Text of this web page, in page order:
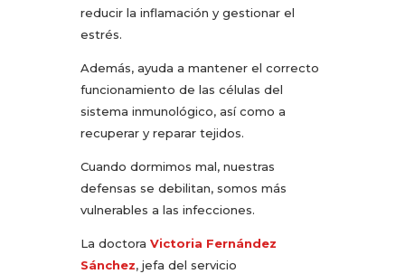
reducir la inflamación y gestionar el
estrés.
Además, ayuda a mantener el correcto
funcionamiento de las células del
sistema inmunológico, así como a
recuperar y reparar tejidos.
Cuando dormimos mal, nuestras
defensas se debilitan, somos más
vulnerables a las infecciones.
La doctora Victoria Fernández
Sánchez, jefa del servicio